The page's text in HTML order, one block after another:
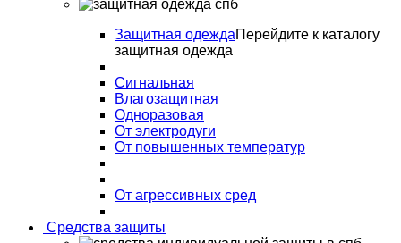
Защитная одеждаПерейдите к каталогу
защитная одежда
Сигнальная
Влагозащитная
Одноразовая
От электродуги
От повышенных температур
От агрессивных сред
Средства защиты